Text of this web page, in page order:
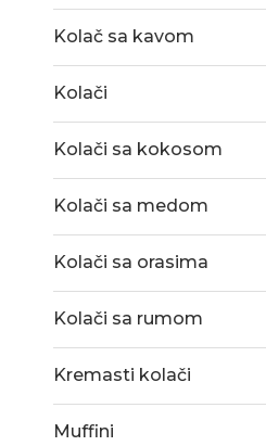
Kolač sa kavom
Kolači
Kolači sa kokosom
Kolači sa medom
Kolači sa orasima
Kolači sa rumom
Kremasti kolači
Muffini